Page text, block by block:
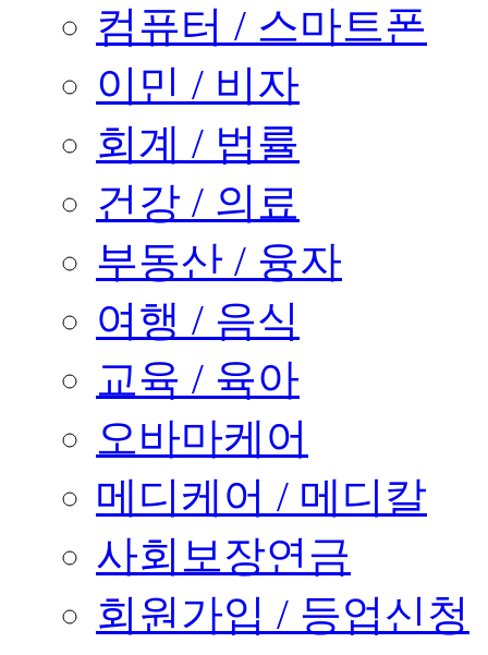
컴퓨터 / 스마트폰
이민 / 비자
회계 / 법률
건강 / 의료
부동산 / 융자
여행 / 음식
교육 / 육아
오바마케어
메디케어 / 메디칼
사회보장연금
회원가입 / 등업신청